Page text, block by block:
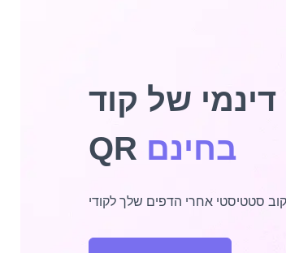
של קוד
QR בחינם